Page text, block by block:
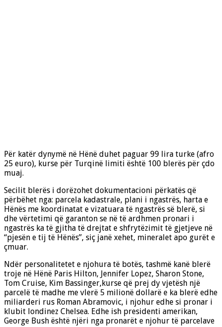
Për katër dynymë në Hënë duhet paguar 99 lira turke (afro
25 euro), kurse për Turqinë limiti është 100 blerës për çdo
muaj.
Secilit blerës i dorëzohet dokumentacioni përkatës që
përbëhet nga: parcela kadastrale, plani i ngastrës, harta e
Hënës me koordinatat e vizatuara të ngastrës së blerë, si
dhe vërtetimi që garanton se në të ardhmen pronari i
ngastrës ka të gjitha të drejtat e shfrytëzimit të gjetjeve në
“pjesën e tij të Hënës”, siç janë xehet, mineralet apo gurët e
çmuar.
Ndër personalitetet e njohura të botës, tashmë kanë blerë
troje në Hënë Paris Hilton, Jennifer Lopez, Sharon Stone,
Tom Cruise, Kim Bassinger,kurse që prej dy vjetësh një
parcelë të madhe me vlerë 5 milionë dollarë e ka blerë edhe
miliarderi rus Roman Abramovic, i njohur edhe si pronar i
klubit londinez Chelsea. Edhe ish presidenti amerikan,
George Bush është njëri nga pronarët e njohur të parcelave